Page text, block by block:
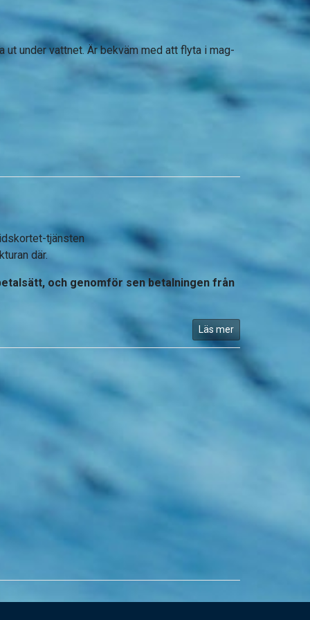
under vattnet. Är bekväm med att flyta i mag-
tjänsten
där.
och genomför sen betalningen från
Läs mer